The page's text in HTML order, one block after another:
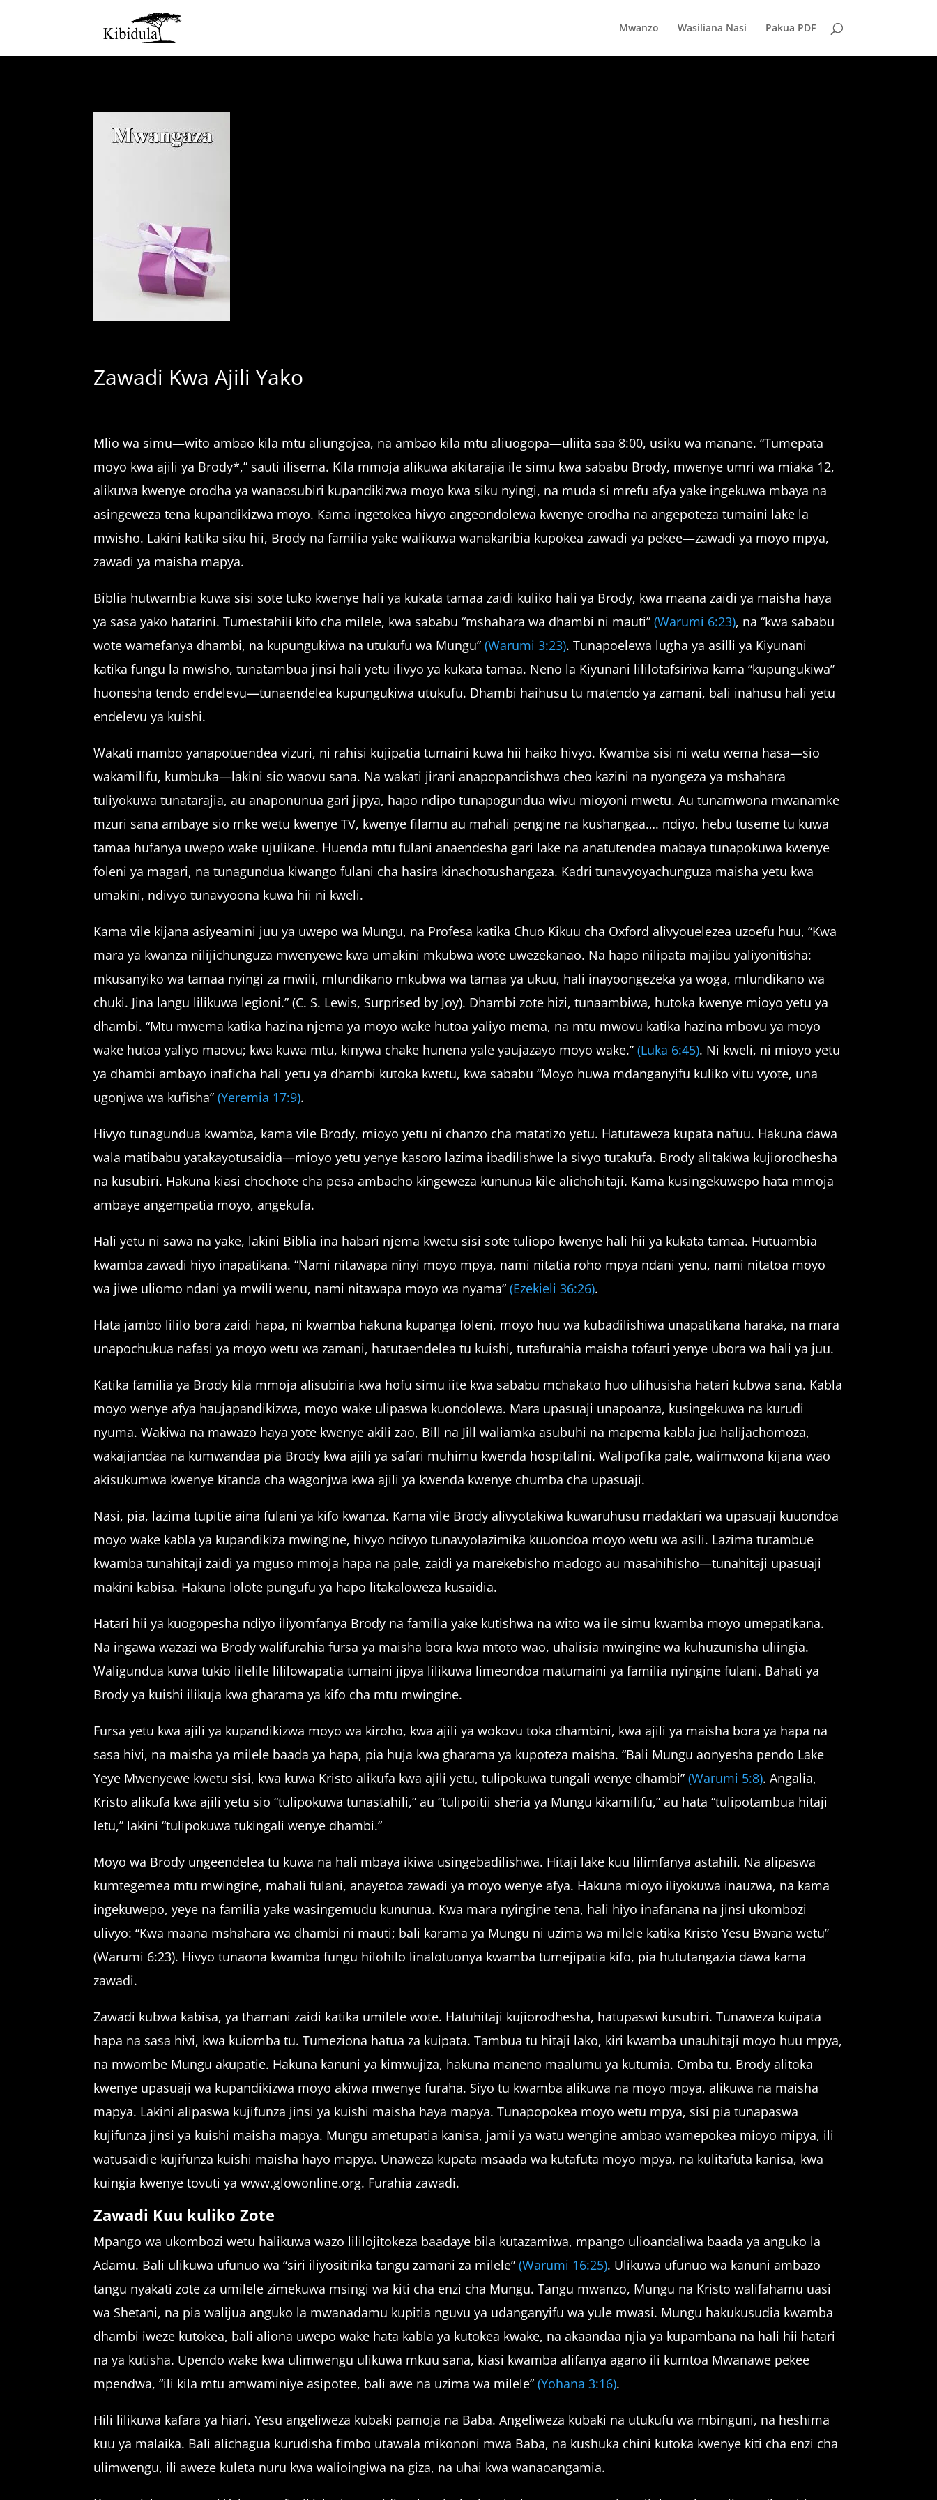
Mwanzo Wasiliana Nasi Pakua PDF
Zawadi Kwa Ajili Yako
Mlio wa simu—wito ambao kila mtu aliungojea, na ambao kila mtu aliuogopa—uliita saa 8:00, usiku wa manane. “Tumepata
moyo kwa ajili ya Brody*,” sauti ilisema. Kila mmoja alikuwa akitarajia ile simu kwa sababu Brody, mwenye umri wa miaka 12,
alikuwa kwenye orodha ya wanaosubiri kupandikizwa moyo kwa siku nyingi, na muda si mrefu afya yake ingekuwa mbaya na
asingeweza tena kupandikizwa moyo. Kama ingetokea hivyo angeondolewa kwenye orodha na angepoteza tumaini lake la
mwisho. Lakini katika siku hii, Brody na familia yake walikuwa wanakaribia kupokea zawadi ya pekee—zawadi ya moyo mpya,
zawadi ya maisha mapya.
Biblia hutwambia kuwa sisi sote tuko kwenye hali ya kukata tamaa zaidi kuliko hali ya Brody, kwa maana zaidi ya maisha haya
ya sasa yako hatarini. Tumestahili kifo cha milele, kwa sababu “mshahara wa dhambi ni mauti”(Warumi 6:23), na “kwa sababu
wote wamefanya dhambi, na kupungukiwa na utukufu wa Mungu”(Warumi 3:23). Tunapoelewa lugha ya asilli ya Kiyunani
katika fungu la mwisho, tunatambua jinsi hali yetu ilivyo ya kukata tamaa. Neno la Kiyunani lililotafsiriwa kama “kupungukiwa”
huonesha tendo endelevu—tunaendelea kupungukiwa utukufu. Dhambi haihusu tu matendo ya zamani, bali inahusu hali yetu
endelevu ya kuishi.
Wakati mambo yanapotuendea vizuri, ni rahisi kujipatia tumaini kuwa hii haiko hivyo. Kwamba sisi ni watu wema hasa—sio
wakamilifu, kumbuka—lakini sio waovu sana. Na wakati jirani anapopandishwa cheo kazini na nyongeza ya mshahara
tuliyokuwa tunatarajia, au anaponunua gari jipya, hapo ndipo tunapogundua wivu mioyoni mwetu. Au tunamwona mwanamke
mzuri sana ambaye sio mke wetu kwenye TV, kwenye filamu au mahali pengine na kushangaa…. ndiyo, hebu tuseme tu kuwa
tamaa hufanya uwepo wake ujulikane. Huenda mtu fulani anaendesha gari lake na anatutendea mabaya tunapokuwa kwenye
foleni ya magari, na tunagundua kiwango fulani cha hasira kinachotushangaza. Kadri tunavyoyachunguza maisha yetu kwa
umakini, ndivyo tunavyoona kuwa hii ni kweli.
Kama vile kijana asiyeamini juu ya uwepo wa Mungu, na Profesa katika Chuo Kikuu cha Oxford alivyouelezea uzoefu huu, “Kwa
mara ya kwanza nilijichunguza mwenyewe kwa umakini mkubwa wote uwezekanao. Na hapo nilipata majibu yaliyonitisha:
mkusanyiko wa tamaa nyingi za mwili, mlundikano mkubwa wa tamaa ya ukuu, hali inayoongezeka ya woga, mlundikano wa
chuki. Jina langu lilikuwa legioni.” (C. S. Lewis, Surprised by Joy). Dhambi zote hizi, tunaambiwa, hutoka kwenye mioyo yetu ya
dhambi. “Mtu mwema katika hazina njema ya moyo wake hutoa yaliyo mema, na mtu mwovu katika hazina mbovu ya moyo
wake hutoa yaliyo maovu; kwa kuwa mtu, kinywa chake hunena yale yaujazayo moyo wake.”(Luka 6:45). Ni kweli, ni mioyo yetu
ya dhambi ambayo inaficha hali yetu ya dhambi kutoka kwetu, kwa sababu “Moyo huwa mdanganyifu kuliko vitu vyote, una
ugonjwa wa kufisha”(Yeremia 17:9).
Hivyo tunagundua kwamba, kama vile Brody, mioyo yetu ni chanzo cha matatizo yetu. Hatutaweza kupata nafuu. Hakuna dawa
wala matibabu yatakayotusaidia—mioyo yetu yenye kasoro lazima ibadilishwe la sivyo tutakufa. Brody alitakiwa kujiorodhesha
na kusubiri. Hakuna kiasi chochote cha pesa ambacho kingeweza kununua kile alichohitaji. Kama kusingekuwepo hata mmoja
ambaye angempatia moyo, angekufa.
Hali yetu ni sawa na yake, lakini Biblia ina habari njema kwetu sisi sote tuliopo kwenye hali hii ya kukata tamaa. Hutuambia
kwamba zawadi hiyo inapatikana. “Nami nitawapa ninyi moyo mpya, nami nitatia roho mpya ndani yenu, nami nitatoa moyo
wa jiwe uliomo ndani ya mwili wenu, nami nitawapa moyo wa nyama”(Ezekieli 36:26).
Hata jambo lililo bora zaidi hapa, ni kwamba hakuna kupanga foleni, moyo huu wa kubadilishiwa unapatikana haraka, na mara
unapochukua nafasi ya moyo wetu wa zamani, hatutaendelea tu kuishi, tutafurahia maisha tofauti yenye ubora wa hali ya juu.
Katika familia ya Brody kila mmoja alisubiria kwa hofu simu iite kwa sababu mchakato huo ulihusisha hatari kubwa sana. Kabla
moyo wenye afya haujapandikizwa, moyo wake ulipaswa kuondolewa. Mara upasuaji unapoanza, kusingekuwa na kurudi
nyuma. Wakiwa na mawazo haya yote kwenye akili zao, Bill na Jill waliamka asubuhi na mapema kabla jua halijachomoza,
wakajiandaa na kumwandaa pia Brody kwa ajili ya safari muhimu kwenda hospitalini. Walipofika pale, walimwona kijana wao
akisukumwa kwenye kitanda cha wagonjwa kwa ajili ya kwenda kwenye chumba cha upasuaji.
Nasi, pia, lazima tupitie aina fulani ya kifo kwanza. Kama vile Brody alivyotakiwa kuwaruhusu madaktari wa upasuaji kuuondoa
moyo wake kabla ya kupandikiza mwingine, hivyo ndivyo tunavyolazimika kuuondoa moyo wetu wa asili. Lazima tutambue
kwamba tunahitaji zaidi ya mguso mmoja hapa na pale, zaidi ya marekebisho madogo au masahihisho—tunahitaji upasuaji
makini kabisa. Hakuna lolote pungufu ya hapo litakaloweza kusaidia.
Hatari hii ya kuogopesha ndiyo iliyomfanya Brody na familia yake kutishwa na wito wa ile simu kwamba moyo umepatikana.
Na ingawa wazazi wa Brody walifurahia fursa ya maisha bora kwa mtoto wao, uhalisia mwingine wa kuhuzunisha uliingia.
Waligundua kuwa tukio lilelile lililowapatia tumaini jipya lilikuwa limeondoa matumaini ya familia nyingine fulani. Bahati ya
Brody ya kuishi ilikuja kwa gharama ya kifo cha mtu mwingine.
Fursa yetu kwa ajili ya kupandikizwa moyo wa kiroho, kwa ajili ya wokovu toka dhambini, kwa ajili ya maisha bora ya hapa na
sasa hivi, na maisha ya milele baada ya hapa, pia huja kwa gharama ya kupoteza maisha. “Bali Mungu aonyesha pendo Lake
Yeye Mwenyewe kwetu sisi, kwa kuwa Kristo alikufa kwa ajili yetu, tulipokuwa tungali wenye dhambi”(Warumi 5:8). Angalia,
Kristo alikufa kwa ajili yetu sio “tulipokuwa tunastahili,” au “tulipoitii sheria ya Mungu kikamilifu,” au hata “tulipotambua hitaji
letu,” lakini “tulipokuwa tukingali wenye dhambi.”
Moyo wa Brody ungeendelea tu kuwa na hali mbaya ikiwa usingebadilishwa. Hitaji lake kuu lilimfanya astahili. Na alipaswa
kumtegemea mtu mwingine, mahali fulani, anayetoa zawadi ya moyo wenye afya. Hakuna mioyo iliyokuwa inauzwa, na kama
ingekuwepo, yeye na familia yake wasingemudu kununua. Kwa mara nyingine tena, hali hiyo inafanana na jinsi ukombozi
ulivyo: “Kwa maana mshahara wa dhambi ni mauti; bali karama ya Mungu ni uzima wa milele katika Kristo Yesu Bwana wetu”
(Warumi 6:23). Hivyo tunaona kwamba fungu hilohilo linalotuonya kwamba tumejipatia kifo, pia hututangazia dawa kama
zawadi.
Zawadi kubwa kabisa, ya thamani zaidi katika umilele wote. Hatuhitaji kujiorodhesha, hatupaswi kusubiri. Tunaweza kuipata
hapa na sasa hivi, kwa kuiomba tu. Tumeziona hatua za kuipata. Tambua tu hitaji lako, kiri kwamba unauhitaji moyo huu mpya,
na mwombe Mungu akupatie. Hakuna kanuni ya kimwujiza, hakuna maneno maalumu ya kutumia. Omba tu. Brody alitoka
kwenye upasuaji wa kupandikizwa moyo akiwa mwenye furaha. Siyo tu kwamba alikuwa na moyo mpya, alikuwa na maisha
mapya. Lakini alipaswa kujifunza jinsi ya kuishi maisha haya mapya. Tunapopokea moyo wetu mpya, sisi pia tunapaswa
kujifunza jinsi ya kuishi maisha mapya. Mungu ametupatia kanisa, jamii ya watu wengine ambao wamepokea mioyo mipya, ili
watusaidie kujifunza kuishi maisha hayo mapya. Unaweza kupata msaada wa kutafuta moyo mpya, na kulitafuta kanisa, kwa
kuingia kwenye tovuti ya www.glowonline.org. Furahia zawadi.
Zawadi Kuu kuliko Zote
Mpango wa ukombozi wetu halikuwa wazo lililojitokeza baadaye bila kutazamiwa, mpango ulioandaliwa baada ya anguko la
Adamu. Bali ulikuwa ufunuo wa “siri iliyositirika tangu zamani za milele”(Warumi 16:25). Ulikuwa ufunuo wa kanuni ambazo
tangu nyakati zote za umilele zimekuwa msingi wa kiti cha enzi cha Mungu. Tangu mwanzo, Mungu na Kristo walifahamu uasi
wa Shetani, na pia walijua anguko la mwanadamu kupitia nguvu ya udanganyifu wa yule mwasi. Mungu hakukusudia kwamba
dhambi iweze kutokea, bali aliona uwepo wake hata kabla ya kutokea kwake, na akaandaa njia ya kupambana na hali hii hatari
na ya kutisha. Upendo wake kwa ulimwengu ulikuwa mkuu sana, kiasi kwamba alifanya agano ili kumtoa Mwanawe pekee
mpendwa, “ili kila mtu amwaminiye asipotee, bali awe na uzima wa milele”(Yohana 3:16).
Hili lilikuwa kafara ya hiari. Yesu angeliweza kubaki pamoja na Baba. Angeliweza kubaki na utukufu wa mbinguni, na heshima
kuu ya malaika. Bali alichagua kurudisha fimbo utawala mikononi mwa Baba, na kushuka chini kutoka kwenye kiti cha enzi cha
ulimwengu, ili aweze kuleta nuru kwa walioingiwa na giza, na uhai kwa wanaoangamia.